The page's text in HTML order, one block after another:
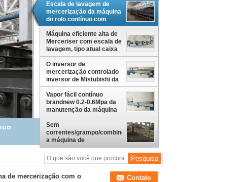
Escala de lavagem de
mercerização da máquina
do rolo contínuo com
rolamento de esferas
exterior dos SS 316
Máquina eficiente alta de
Merceriser com escala de
lavagem, tipo atual caixa
de lavagem do contador
O inversor de
mercerização controlado
inversor de Mistubishi da
máquina sem
correntes/grampo/combinou
o tipo
Vapor fácil contínuo
brandnew 0.2-0.6Mpa da
manutenção da máquina
de mercerização
Sem
correntes/grampo/combinou
a máquina de
mercerização com o
rolamento de esferas
exterior
de mercerização com o
Contato